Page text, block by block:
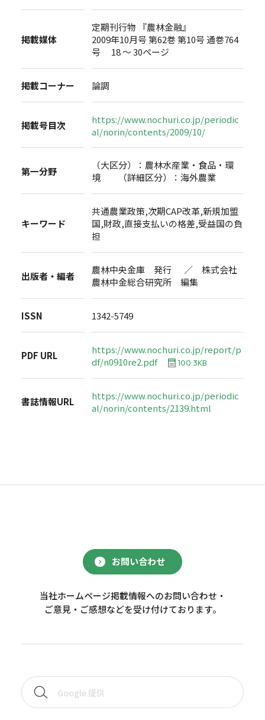
掲載媒体
定期刊行物 『農林金融』
2009年10月号 第62巻 第10号 通巻764
号 18 ～ 30ページ
掲載コーナー 論調
掲載号目次
https://www.nochuri.co.jp/periodic
al/norin/contents/2009/10/
第一分野
（大区分）：農林水産業・食品・環
境 （詳細区分）：海外農業
キーワード
共通農業政策,次期CAP改革,新規加盟
国,財政,直接支払いの格差,受益国の負
担
出版者・編者
農林中央金庫 発行 ／ 株式会社
農林中金総合研究所 編集
ISSN 1342-5749
PDF URL
https://www.nochuri.co.jp/report/p
df/n0910re2.pdf
100.3KB
書誌情報URL
https://www.nochuri.co.jp/periodic
al/norin/contents/2139.html
お問い合わせ
当社ホームページ掲載情報へのお問い合わせ・
ご意見・ご感想などを受け付けております。